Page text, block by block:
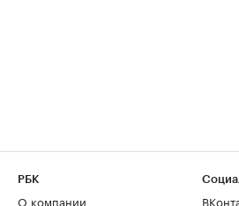
РБК
О компании